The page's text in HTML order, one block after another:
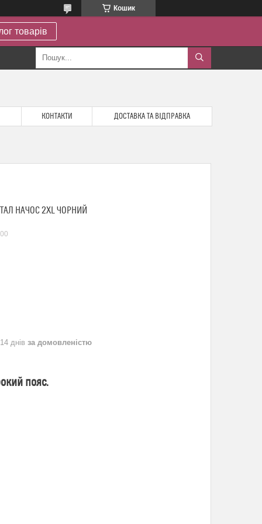
Кошик
товарів
КОНТАКТИ ДОСТАВКА ТА ВІДПРАВКА
НАЧОС 2XL ЧОРНИЙ
днів за домовленістю
пояс.